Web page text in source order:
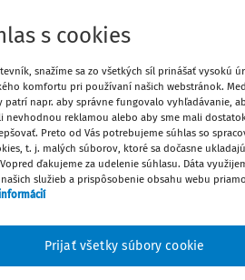
2
skúšobnej dobe
súd SR (ďalej aj "najvyšší súd")
tak, že "I. Podľa § 386 ods. 1
15 minút čítania
s cookies
snažíme sa zo všetkých síl prinášať vysokú
komfortu pri používaní našich webstránok.
patrí napr. aby správne fungovalo vyhľadávanie,
nevhodnou reklamou alebo aby sme mali
Preto od Vás potrebujeme súhlas so
t. j. malých súborov, ktoré sa dočasne
ďakujeme za udelenie súhlasu. Dáta
služieb a prispôsobenie obsahu webu
Prijať všetky súbory cookie